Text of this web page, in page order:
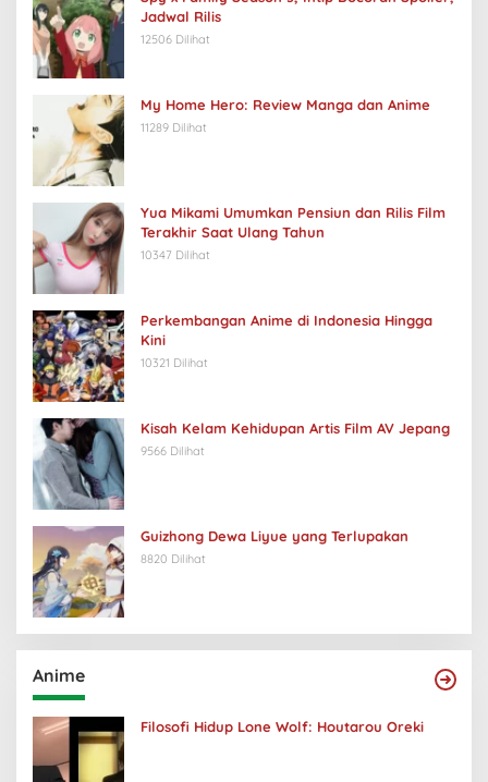
Jadwal Rilis
12506 Dilihat
My Home Hero: Review Manga dan Anime
11289 Dilihat
Yua Mikami Umumkan Pensiun dan Rilis Film
Terakhir Saat Ulang Tahun
10347 Dilihat
Perkembangan Anime di Indonesia Hingga
Kini
10321 Dilihat
Kisah Kelam Kehidupan Artis Film AV Jepang
9566 Dilihat
Guizhong Dewa Liyue yang Terlupakan
8820 Dilihat
Anime
Filosofi Hidup Lone Wolf: Houtarou Oreki